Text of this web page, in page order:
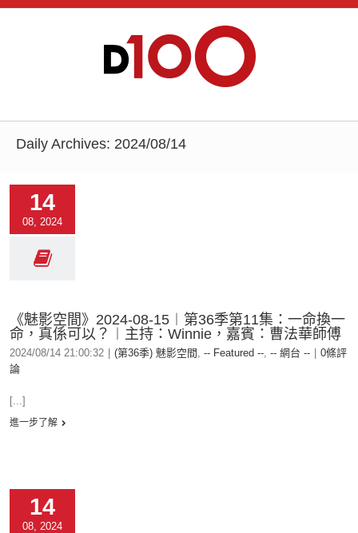
Daily Archives: 2024/08/14
14
08, 2024
《魅影空間》2024-08-15︱第36季第11集：一命換一
命，真係可以？︱主持：Winnie，嘉賓：曹法華師傅
2024/08/14 21:00:32 (第36季) 魅影空間 , -- Featured --, -- 網台 --
0條評
論
[...]
進一步了解
14
08, 2024